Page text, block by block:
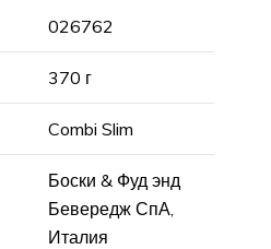
026762
370 г
Combi Slim
Боски & Фуд энд
Бевередж СпА,
Италия